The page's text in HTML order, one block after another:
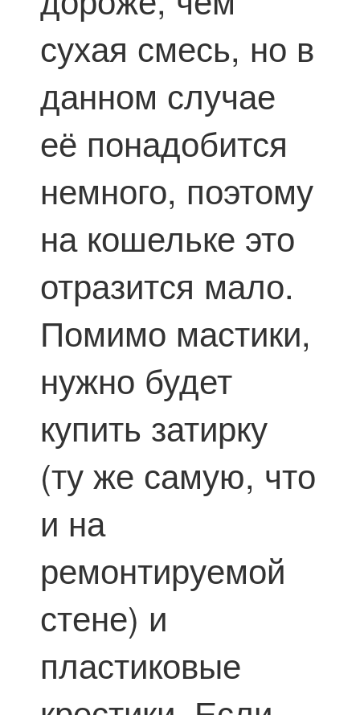
сухая смесь, но в
данном случае
её понадобится
немного, поэтому
на кошельке это
отразится мало.
Помимо мастики,
нужно будет
купить затирку
(ту же самую, что
и на
ремонтируемой
стене) и
пластиковые